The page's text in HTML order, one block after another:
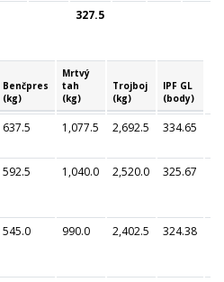
327.5
Benčpres
(kg)
Mrtvý
tah
(kg)
Trojboj
(kg)
IPF GL
(body)
637.5 1,077.5 2,692.5 334.65
592.5 1,040.0 2,520.0 325.67
545.0 990.0 2,402.5 324.38